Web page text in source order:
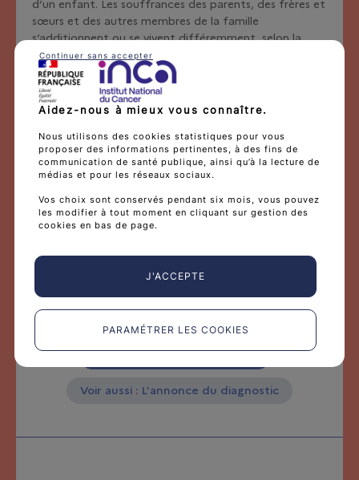
d’un enfant. Les souffrances des parents, des frères et
sœurs et des autres membres de la famille
s’additionnent ou se vivent différemment, selon la
personnalité de chacun et le schéma familial.
FICHE : La vie familiale
Prendre soin de vous
Se sentir submergé et dépassé par les émotions face
au cancer de votre enfant est tout à fait normal. Pour
se préserver, il est important de savoir prendre soin de
FICHE : Prendre soin de vous
Voir aussi : L'annonce du diagnostic
Aidez-nous à mieux vous connaître.
Nous utilisons des cookies statistiques pour vous
proposer des informations pertinentes, à des fins de
communication de santé publique, ainsi qu’à la lecture de
médias et pour les réseaux sociaux.
Vos choix sont conservés pendant six mois, vous pouvez
les modifier à tout moment en cliquant sur gestion des
cookies en bas de page.
J'ACCEPTE
PARAMÉTRER LES COOKIES
Continuer sans accepter